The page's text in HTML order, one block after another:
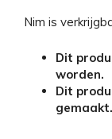
Nim is
Dit
worden.
Dit
gemaakt.